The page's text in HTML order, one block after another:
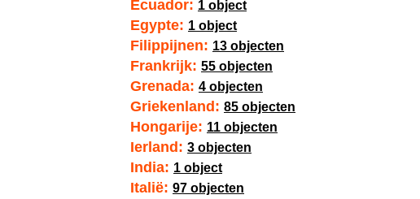
Ecuador: 1 object
Egypte: 1 object
Filippijnen: 13 objecten
Frankrijk: 55 objecten
Grenada: 4 objecten
Griekenland: 85 objecten
Hongarije: 11 objecten
Ierland: 3 objecten
India: 1 object
Italië: 97 objecten